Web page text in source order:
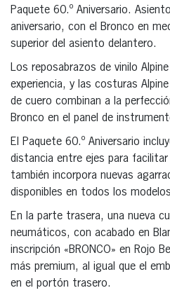
Paquete 60.º Aniversario.
aniversario, con el Bronco en
superior del asiento delantero.
Los reposabrazos de vinilo
experiencia, y las costuras
de cuero combinan a la
Bronco en el panel de
El Paquete 60.º Aniversario
distancia entre ejes para
también incorpora nuevas
disponibles en todos los
En la parte trasera, una nueva
neumáticos, con acabado en
inscripción «BRONCO» en Rojo
más premium, al igual que el
en el portón trasero.